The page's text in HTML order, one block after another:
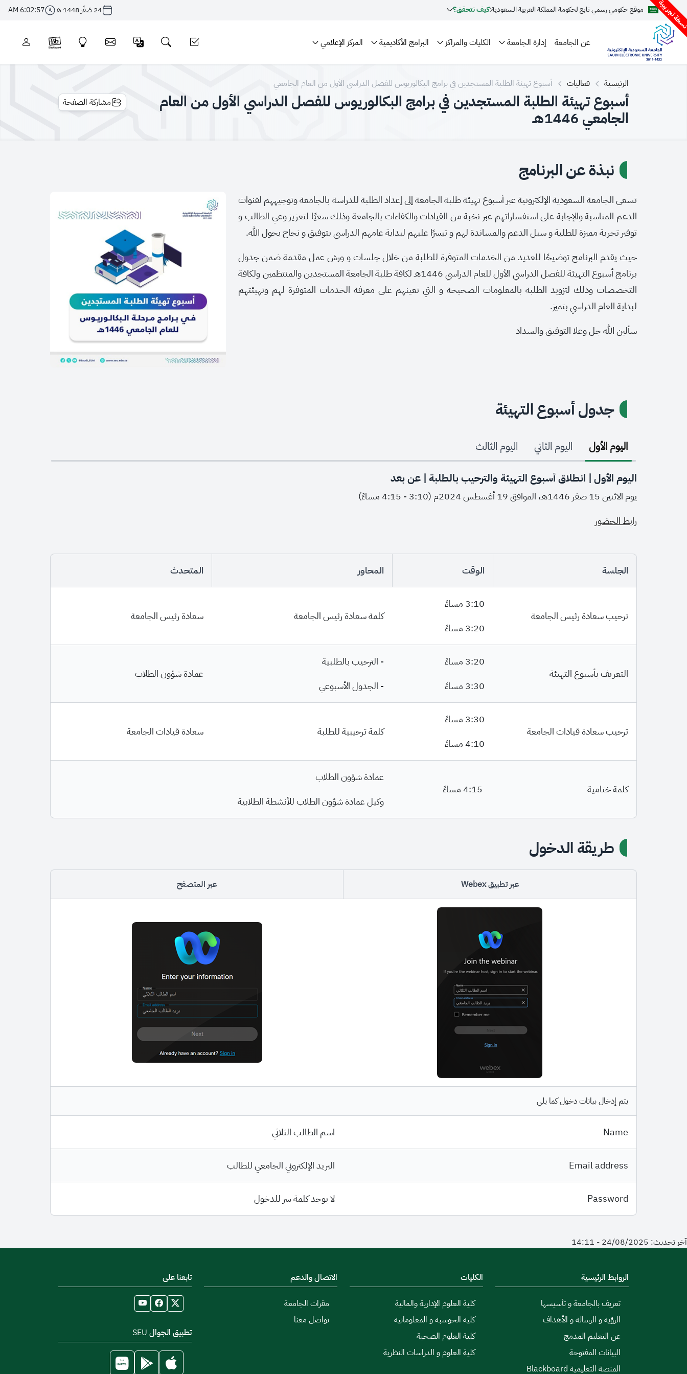
تجريبية موقع حكومي رسمي تابع لحكومة المملكة العربية السعودية:كيف تتحقق؟ 24 صَفَر 1448 هـ 6:02:57 AM
عن الجامعة إدارة الجامعة الكليات والمراكز البرامج الأكاديمية المركز الإعلامي
الرئيسية فعاليات
أسبوع تهيئة الطلبة المستجدين في برامج البكالوريوس للفصل الدراسي الأول من العام الجامعي
1446هـ
أسبوع تهيئة الطلبة المستجدين في برامج البكالوريوس للفصل الدراسي الأول من العام
الجامعي 1446هـ
مشاركة الصفحة
نبذة عن البرنامج
تسعى الجامعة السعودية الإلكترونية عبر أسبوع تهيئة طلبة الجامعة إلى إعداد الطلبة للدراسة بالجامعة وتوجيههم لقنوات
الدعم المناسبة والإجابة على استفساراتهم عبر نخبة من القيادات والكفاءات بالجامعة وذلك سعيًا لتعزيز وعي الطالب و
توفير تجربة مميزة للطلبة و سبل الدعم والمساندة لهم و تيسرًا عليهم لبداية عامهم الدراسي بتوفيق و نجاح بحول الله.
حيث يقدم البرنامج توضيحًا للعديد من الخدمات المتوفرة للطلبة من خلال جلسات و ورش عمل مقدمة ضمن جدول
برنامج أسبوع التهيئة للفصل الدراسي الأول للعام الدراسي 1446هـ لكافة طلبة الجامعة المستجدين والمنتظمين ولكافة
التخصصات وذلك لتزويد الطلبة بالمعلومات الصحيحة و التي تعينهم على معرفة الخدمات المتوفرة لهم وتهيئتهم
لبداية العام الدراسي بتميز.
سألين الله جل وعلا التوفيق والسداد
جدول أسبوع التهيئة
اليوم الأول اليوم الثاني اليوم الثالث
اليوم الأول | انطلاق أسبوع التهيئة والترحيب بالطلبة | عن بعد
يوم الاثنين 15 صفر 1446هـ، الموافق 19 أغسطس 2024م (3:10 - 4:15 مساءً)
رابط الحضور
الجلسة الوقت المحاور المتحدث
ترحيب سعادة رئيس الجامعة
3:10 مساءً
3:20 مساءً
كلمة سعادة رئيس الجامعة سعادة رئيس الجامعة
التعريف بأسبوع التهيئة
3:20 مساءً
3:30 مساءً
- الترحيب بالطلبية
- الجدول الأسبوعي
عمادة شؤون الطلاب
ترحيب سعادة قيادات الجامعة
3:30 مساءً
4:10 مساءً
كلمة ترحيبية للطلبة سعادة قيادات الجامعة
كلمة ختامية
عمادة شؤون الطلاب
وكيل عمادة شؤون الطلاب للأنشطة الطلابية
طريقة الدخول
عبر تطبيق Webex عبر المتصفح
يتم إدخال بيانات دخول كما يلي
Name اسم الطالب الثلاثي
Email address البريد الإلكتروني الجامعي للطالب
Password لا يوجد كلمة سر للدخول
آخر تحديث: 24/08/2025 - 14:11
الروابط الرئيسية
تعريف بالجامعة و تأسيسها
الرؤية و الرسالة و الأهداف
عن التعليم المدمج
البيانات المفتوحة
المنصة التعليمية Blackboard
الكليات
كلية العلوم الإدارية والمالية
كلية الحوسبة و المعلوماتية
كلية العلوم الصحية
كلية العلوم و الدراسات النظرية
الاتصال والدعم
مقرات الجامعة
تواصل معنا
تابعنا على
تطبيق الجوال SEU